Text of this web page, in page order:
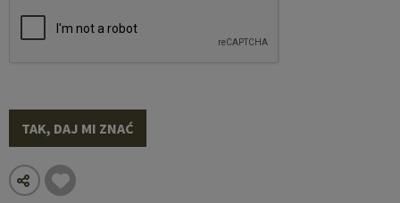
TAK, DAJ MI ZNAĆ